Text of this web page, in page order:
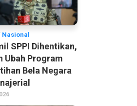
Nasional
SPPI Dihentikan,
Ubah Program
Bela Negara